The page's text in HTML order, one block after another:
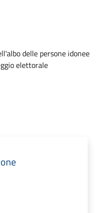
delle persone idonee
elettorale